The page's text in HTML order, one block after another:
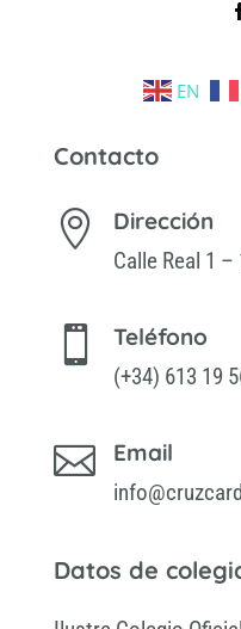
EN
Contacto
 Dirección
Calle Real 1 –
 Teléfono
(+34) 613 19
 Email
Datos de